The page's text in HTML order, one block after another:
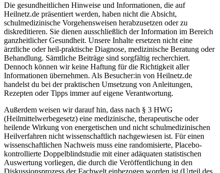
Die gesundheitlichen Hinweise und Informationen, die auf
Heilnetz.de präsentiert werden, haben nicht die Absicht,
schulmedizinische Vorgehensweisen herabzusetzen oder zu
diskreditieren. Sie dienen ausschließlich der Information im Bereich
ganzheitlicher Gesundheit. Unsere Inhalte ersetzen nicht eine
ärztliche oder heil-praktische Diagnose, medizinische Beratung oder
Behandlung. Sämtliche Beiträge sind sorgfältig recherchiert.
Dennoch können wir keine Haftung für die Richtigkeit aller
Informationen übernehmen. Als Besucher:in von Heilnetz.de
handelst du bei der praktischen Umsetzung von Anleitungen,
Rezepten oder Tipps immer auf eigene Verantwortung.
Außerdem weisen wir darauf hin, dass nach § 3 HWG
(Heilmittelwerbegesetz) eine medizinische, therapeutische oder
heilende Wirkung von energetischen und nicht schulmedizinischen
Heilverfahren nicht wissenschaftlich nachgewiesen ist. Für einen
wissenschaftlichen Nachweis muss eine randomisierte, Placebo-
kontrollierte Doppelblindstudie mit einer adäquaten statistischen
Auswertung vorliegen, die durch die Veröffentlichung in den
Diskussionsprozess der Fachwelt einbezogen worden ist (Urteil des